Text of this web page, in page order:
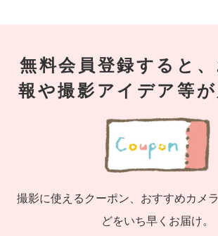
無料会員登録すると
報や撮影アイデア等
撮影に使えるクーポン、おすすめカメ
どをいち早くお届け。